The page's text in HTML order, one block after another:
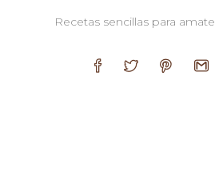
Recetas sencillas para